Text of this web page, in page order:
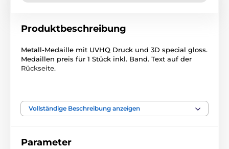
Produktbeschreibung
Metall-Medaille mit UVHQ Druck und 3D special gloss.
Medaillen preis für 1 Stück inkl. Band. Text auf der
Rückseite.
Medaillen
Vollständige Beschreibung anzeigen
Parameter